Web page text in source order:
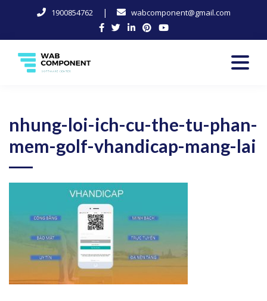
1900854762 | wabcomponent@gmail.com
content
nhung-loi-ich-cu-the-tu-phan-
mem-golf-vhandicap-mang-lai